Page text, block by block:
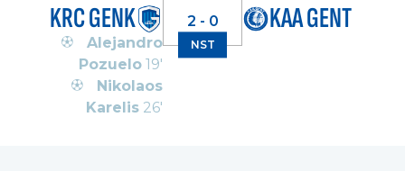
KRC GENK
Alejandro
Pozuelo 19'
Nikolaos
Karelis 26'
2 - 0
NST
KAA GENT